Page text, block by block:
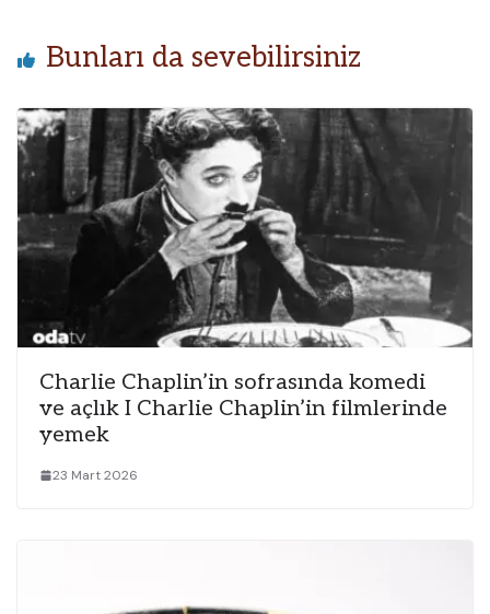
Bunları da sevebilirsiniz
Charlie Chaplin’in sofrasında komedi
ve açlık I Charlie Chaplin’in filmlerinde
yemek
23 Mart 2026